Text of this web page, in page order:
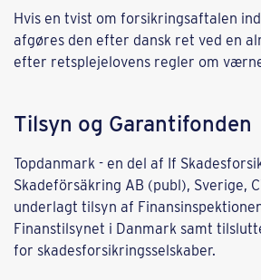
Hvis en tvist om forsikringsaftalen
afgøres den efter dansk ret ved en
efter retsplejelovens regler om
Tilsyn og Garantifonden
Topdanmark - en del af If
Skadeförsäkring AB (publ), Sverige,
underlagt tilsyn af
Finanstilsynet i Danmark samt
for skadesforsikringsselskaber.